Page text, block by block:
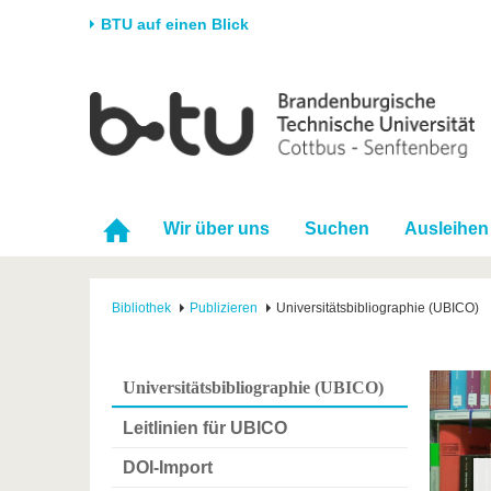
BTU auf einen Blick
Universität
Karriere & Engagement
Forschung
Förderung Im
Wir über uns Suchen Ausleihen
Bibliothek Publizieren Universitätsbibliographie (UBICO)
Universitätsbibliographie (UBICO)
Leitlinien für UBICO
DOI-Import